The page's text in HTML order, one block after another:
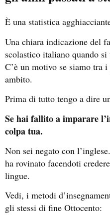
È una statistica
Una chiara indicazione del
scolastico italiano quando
C’è un motivo se siamo tra
ambito.
Prima di tutto tengo a dire
Se hai fallito a imparare
colpa tua.
Non sei negato con
ha rovinato facendoti
lingue.
Vedi, i metodi
gli stessi di fine Ottocento: